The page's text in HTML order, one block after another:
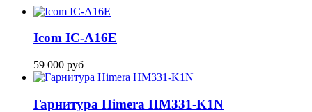
Icom IC-A16E
59 000 руб
Гарнитура Himera HM331-K1N